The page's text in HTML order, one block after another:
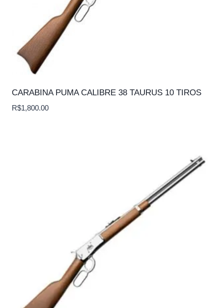
CARABINA PUMA CALIBRE 38 TAURUS 10 TIROS
R$1,800.00